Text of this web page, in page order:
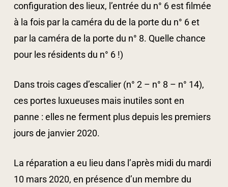
configuration des lieux, l’entrée du n° 6 est filmée
à la fois par la caméra du de la porte du n° 6 et
par la caméra de la porte du n° 8. Quelle chance
pour les résidents du n° 6 !)
Dans trois cages d’escalier (n° 2 – n° 8 – n° 14),
ces portes luxueuses mais inutiles sont en
panne : elles ne ferment plus depuis les premiers
jours de janvier 2020.
La réparation a eu lieu dans l’après midi du mardi
10 mars 2020, en présence d’un membre du